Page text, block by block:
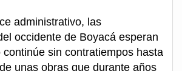
administrativo, las
occidente de Boyacá esperan
sin contratiempos hasta
unas obras que durante años